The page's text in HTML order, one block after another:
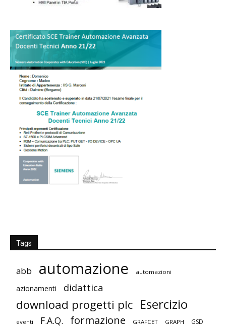
Tags
abb automazione automazioni
azionamenti didattica
download progetti plc Esercizio
eventi F.A.Q. formazione GRAFCET GRAPH GSD